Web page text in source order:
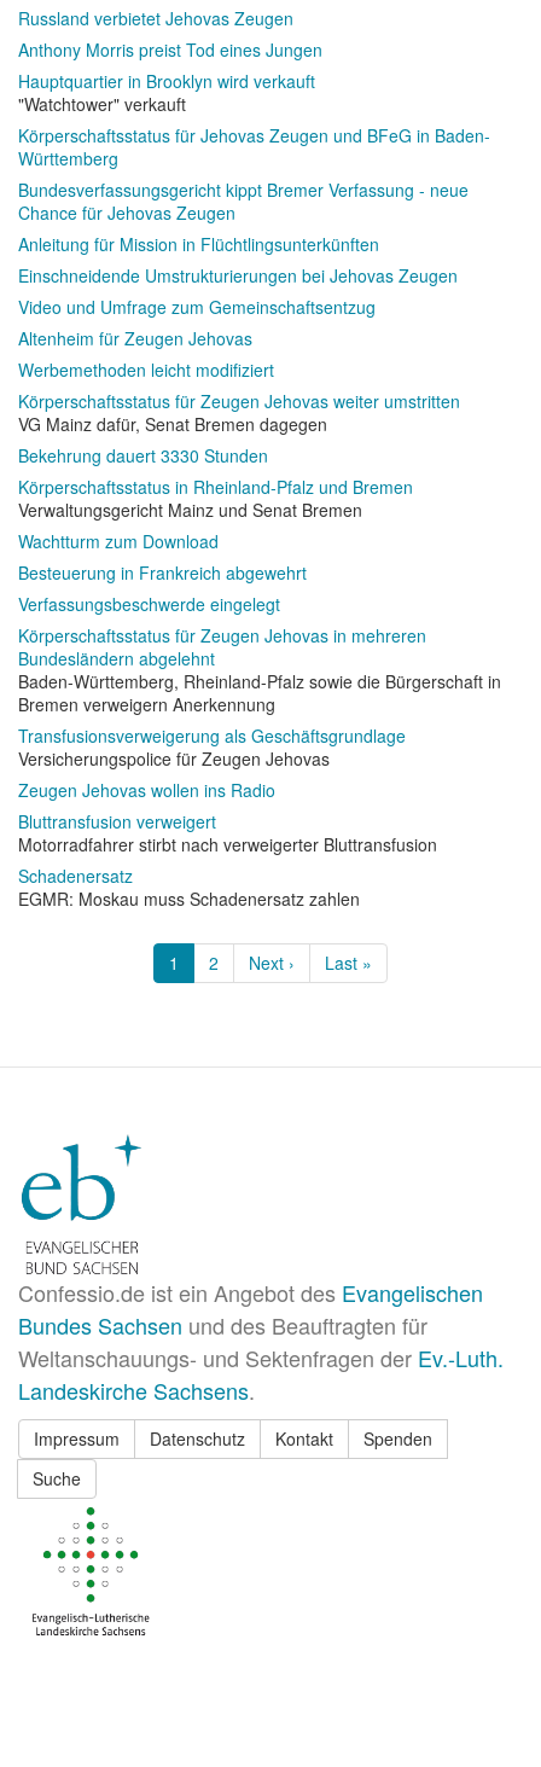
Russland verbietet Jehovas Zeugen
Anthony Morris preist Tod eines Jungen
Hauptquartier in Brooklyn wird verkauft
"Watchtower" verkauft
Körperschaftsstatus für Jehovas Zeugen und BFeG in Baden-
Württemberg
Bundesverfassungsgericht kippt Bremer Verfassung - neue
Chance für Jehovas Zeugen
Anleitung für Mission in Flüchtlingsunterkünften
Einschneidende Umstrukturierungen bei Jehovas Zeugen
Video und Umfrage zum Gemeinschaftsentzug
Altenheim für Zeugen Jehovas
Werbemethoden leicht modifiziert
Körperschaftsstatus für Zeugen Jehovas weiter umstritten
VG Mainz dafür, Senat Bremen dagegen
Bekehrung dauert 3330 Stunden
Körperschaftsstatus in Rheinland-Pfalz und Bremen
Verwaltungsgericht Mainz und Senat Bremen
Wachtturm zum Download
Besteuerung in Frankreich abgewehrt
Verfassungsbeschwerde eingelegt
Körperschaftsstatus für Zeugen Jehovas in mehreren
Bundesländern abgelehnt
Baden-Württemberg, Rheinland-Pfalz sowie die Bürgerschaft in
Bremen verweigern Anerkennung
Transfusionsverweigerung als Geschäftsgrundlage
Versicherungspolice für Zeugen Jehovas
Zeugen Jehovas wollen ins Radio
Bluttransfusion verweigert
Motorradfahrer stirbt nach verweigerter Bluttransfusion
Schadenersatz
EGMR: Moskau muss Schadenersatz zahlen
Seitennummerierung
Aktuelle
Seite
1 Page
2
Nächste
Seite
Next ›
Letzte
Seite
Last »
Confessio.de ist ein Angebot des Evangelischen
Bundes Sachsen und des Beauftragten für
Weltanschauungs- und Sektenfragen der Ev.-Luth.
Landeskirche Sachsens.
Impressum Datenschutz Kontakt
Spenden
Suche